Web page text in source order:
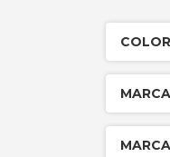
COLOR
MARCA
MARCA